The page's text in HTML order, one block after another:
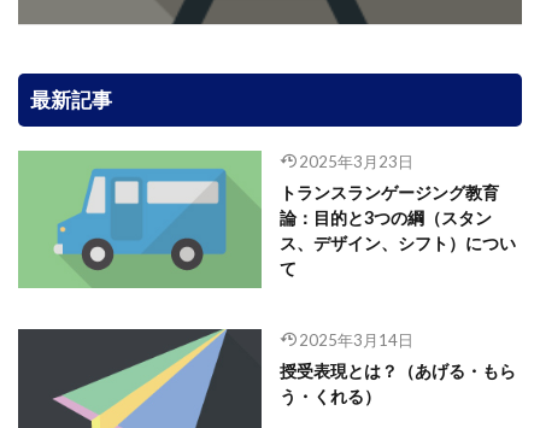
最新記事
2025年3月23日
トランスランゲージング教育
論：目的と3つの綱（スタン
ス、デザイン、シフト）につい
て
2025年3月14日
授受表現とは？（あげる・もら
う・くれる）